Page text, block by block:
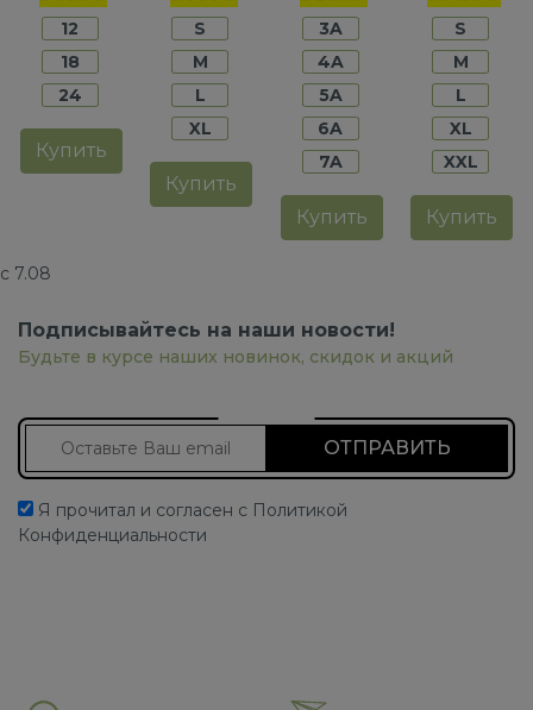
мальчиков
12
18
24
Купить
мальчиков
S
M
L
XL
Купить
мальчиков
3A
4A
5A
6A
7A
Купить
S
M
L
XL
XXL
Купить
с 7.08
Подписывайтесь на наши новости!
Будьте в курсе наших новинок, скидок и акций
Я прочитал и согласен с Политикой
Конфиденциальности